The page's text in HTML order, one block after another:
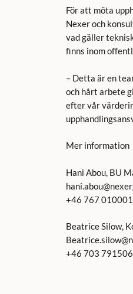
För att möta
Nexer och
vad gäller
finns inom
– Detta är en
och hårt arbete
efter vår
Mer information
Hani Abou, BU
+46 767 010001
Beatrice Silow,
+46 703 791506